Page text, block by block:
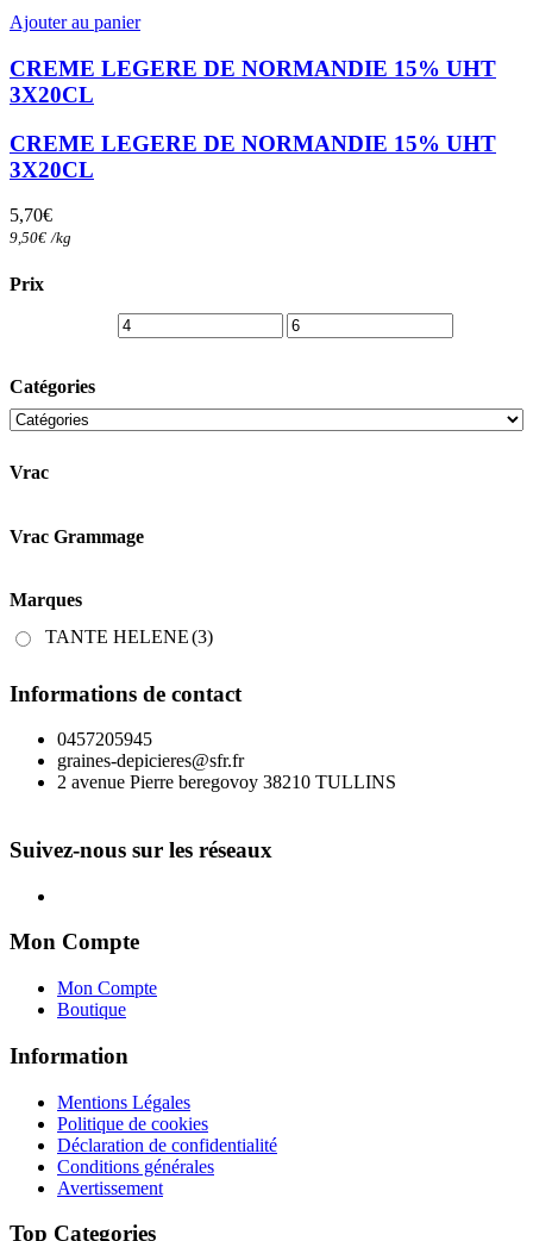
Ajouter au panier
CREME LEGERE DE NORMANDIE 15% UHT
3X20CL
CREME LEGERE DE NORMANDIE 15% UHT
3X20CL
5,70€
9,50€ /kg
Prix
Catégories
Vrac
Vrac Grammage
Marques
TANTE HELENE(3)
Informations de contact
0457205945
graines-depicieres@sfr.fr
2 avenue Pierre beregovoy 38210 TULLINS
Suivez-nous sur les réseaux
Mon Compte
Mon Compte
Boutique
Information
Mentions Légales
Politique de cookies
Déclaration de confidentialité
Conditions générales
Avertissement
Top Categories